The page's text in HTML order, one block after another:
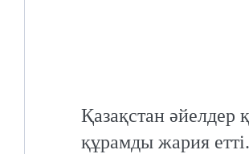
Қазақстан әйелдер
құрамды жария